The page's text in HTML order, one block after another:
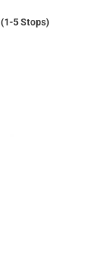
5 Stops)